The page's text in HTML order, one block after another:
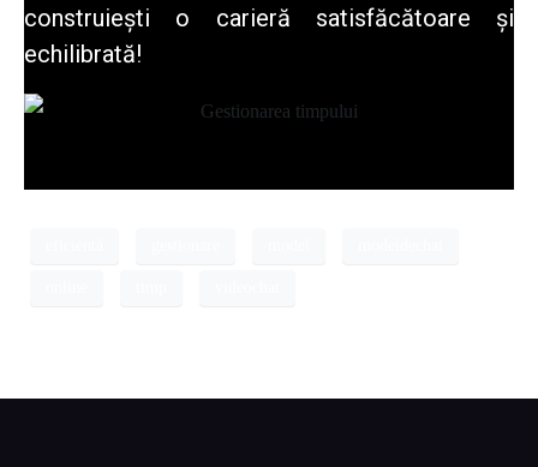
construiești o carieră satisfăcătoare și
echilibrată!